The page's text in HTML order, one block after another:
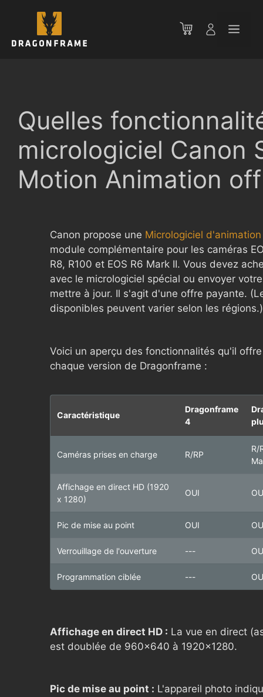
contenu
Quelles
micrologiciel Canon
Motion Animation
Canon propose une Micrologiciel
module complémentaire pour les caméras
R8, R100 et EOS R6 Mark II. Vous devez
avec le micrologiciel spécial ou envoyer
mettre à jour. Il s'agit d'une offre payante.
disponibles peuvent varier selon les régions.)
Voici un aperçu des fonctionnalités qu'il
chaque version de Dragonframe :
Caractéristique
Dragonframe
4
Caméras prises en charge R/RP
R/
Affichage en direct HD (1920
x 1280)
OUI
Pic de mise au point OUI
Verrouillage de l'ouverture ---
Programmation ciblée ---
Affichage en direct HD : La vue en direct
est doublée de 960×640 à 1920×1280.
Pic de mise au point : L'appareil photo